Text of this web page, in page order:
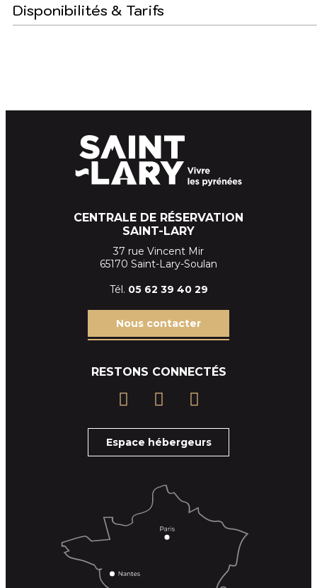
Disponibilités & Tarifs
CENTRALE DE RÉSERVATION
SAINT-LARY
37 rue Vincent Mir
65170 Saint-Lary-Soulan
Tél. 05 62 39 40 29
Nous contacter
RESTONS CONNECTÉS
Espace hébergeurs